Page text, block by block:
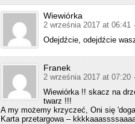
Wiewiórka
2 września 2017 at 06:41
Odejdźcie, odejdźcie
Franek
2 września 2017 at 07:20
Wiewiórka !! skacz na
twarz !!!
A my możemy krzyczeć, Oni się
Karta przetargowa –